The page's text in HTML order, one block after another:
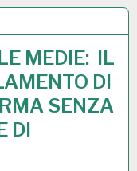
MEDIE: IL
DI
SENZA
DI